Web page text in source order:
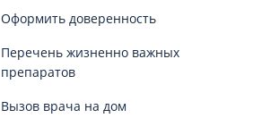
Оформить доверенность
Перечень жизненно важных
препаратов
Вызов врача на дом